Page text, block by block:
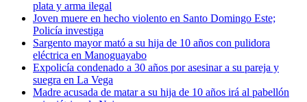
plata y arma ilegal
Joven muere en hecho violento en Santo Domingo Este;
Policía investiga
Sargento mayor mató a su hija de 10 años con pulidora
eléctrica en Manoguayabo
Expolicía condenado a 30 años por asesinar a su pareja y
suegra en La Vega
Madre acusada de matar a su hija de 10 años irá al pabellón